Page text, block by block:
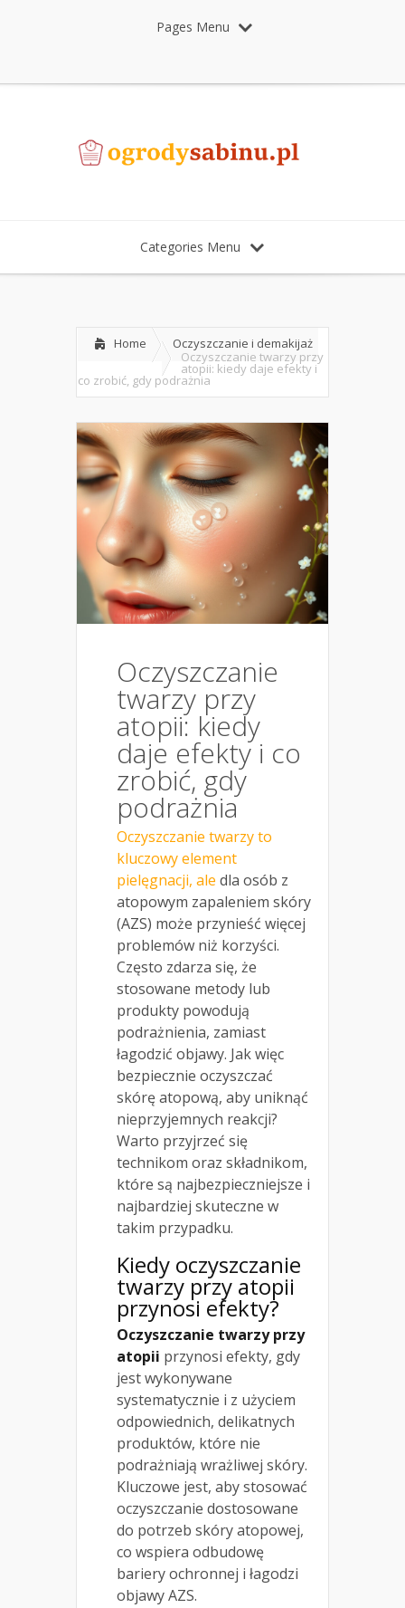
Pages Menu
Categories Menu
Home
Oczyszczanie i demakijaż
Oczyszczanie twarzy przy
atopii: kiedy daje efekty i
co zrobić, gdy podrażnia
Oczyszczanie
twarzy przy
atopii: kiedy
daje efekty i co
zrobić, gdy
podrażnia
Oczyszczanie twarzy to
kluczowy element
pielęgnacji, ale dla osób z
atopowym zapaleniem skóry
(AZS) może przynieść więcej
problemów niż korzyści.
Często zdarza się, że
stosowane metody lub
produkty powodują
podrażnienia, zamiast
łagodzić objawy. Jak więc
bezpiecznie oczyszczać
skórę atopową, aby uniknąć
nieprzyjemnych reakcji?
Warto przyjrzeć się
technikom oraz składnikom,
które są najbezpieczniejsze i
najbardziej skuteczne w
takim przypadku.
Kiedy oczyszczanie
twarzy przy atopii
przynosi efekty?
Oczyszczanie twarzy przy
atopii przynosi efekty, gdy
jest wykonywane
systematycznie i z użyciem
odpowiednich, delikatnych
produktów, które nie
podrażniają wrażliwej skóry.
Kluczowe jest, aby stosować
oczyszczanie dostosowane
do potrzeb skóry atopowej,
co wspiera odbudowę
bariery ochronnej i łagodzi
objawy AZS.